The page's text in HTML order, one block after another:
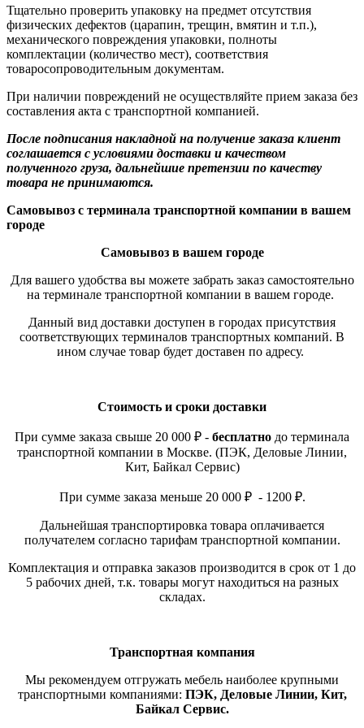
Тщательно проверить упаковку на предмет отсутствия
физических дефектов (царапин, трещин, вмятин и т.п.),
механического повреждения упаковки, полноты
комплектации (количество мест), соответствия
товаросопроводительным документам.
При наличии повреждений не осуществляйте прием заказа без
составления акта с транспортной компанией.
После подписания накладной на получение заказа клиент
соглашается с условиями доставки и качеством
полученного груза, дальнейшие претензии по качеству
товара не принимаются.
Самовывоз с терминала транспортной компании в вашем
городе
Самовывоз в вашем городе
Для вашего удобства вы можете забрать заказ самостоятельно
на терминале транспортной компании в вашем городе.
Данный вид доставки доступен в городах присутствия
соответствующих терминалов транспортных компаний. В
ином случае товар будет доставен по адресу.
Стоимость и сроки доставки
При сумме заказа свыше 20 000 ₽ - бесплатно до терминала
транспортной компании в Москве. (ПЭК, Деловые Линии,
Кит, Байкал Сервис)
При сумме заказа меньше 20 000 ₽ - 1200 ₽.
Дальнейшая транспортировка товара оплачивается
получателем согласно тарифам транспортной компании.
Комплектация и отправка заказов производится в срок от 1 до
5 рабочих дней, т.к. товары могут находиться на разных
складах.
Транспортная компания
Мы рекомендуем отгружать мебель наиболее крупными
транспортными компаниями: ПЭК, Деловые Линии, Кит,
Байкал Сервис.